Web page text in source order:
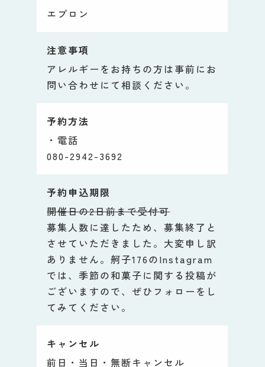
エプロン
注意事項
アレルギーをお持ちの方は事前にお
問い合わせにて相談ください。
予約方法
・電話
080-2942-3692
予約申込期限
開催日の2日前まで受付可
募集人数に達したため、募集終了と
させていただきました。大変申し訳
ありません。舸子176のInstagram
では、季節の和菓子に関する投稿が
ございますので、ぜひフォローをし
てみてください。
キャンセル
前日・当日・無断キャンセル